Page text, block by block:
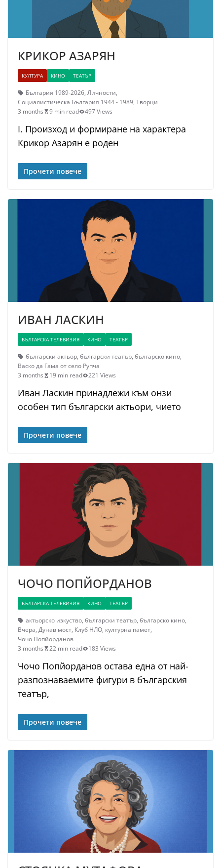
КРИКОР АЗАРЯН
КУЛТУРА КИНО ТЕАТЪР
България 1989-2026, Личности,
Социалистическа България 1944 - 1989, Творци
3 months
9 min read 497 Views
I. Произход и формиране на характера
Крикор Азарян е роден
Прочети повече
ИВАН ЛАСКИН
БЪЛГАРСКА ТЕЛЕВИЗИЯ КИНО ТЕАТЪР
български актьор, български театър, българско кино,
Васко да Гама от село Рупча
3 months
19 min read 221 Views
Иван Ласкин принадлежи към онзи
особен тип български актьори, чието
Прочети повече
ЧОЧО ПОПЙОРДАНОВ
БЪЛГАРСКА ТЕЛЕВИЗИЯ КИНО ТЕАТЪР
актьорско изкуство, български театър, българско кино,
Вчера, Дунав мост, Клуб НЛО, културна памет,
Чочо Попйорданов
3 months
22 min read 183 Views
Чочо Попйорданов остава една от най-
разпознаваемите фигури в българския
театър,
Прочети повече